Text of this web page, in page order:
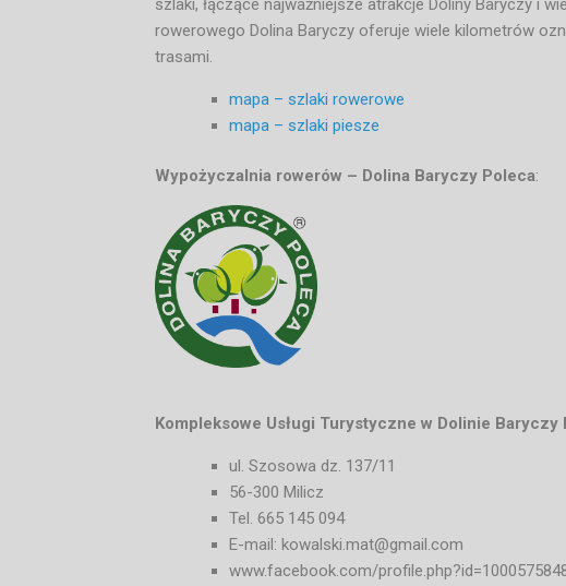
szlaki, łączące najważniejsze atrakcje Doliny Baryczy i
rowerowego Dolina Baryczy oferuje wiele kilometrów
trasami.
mapa – szlaki rowerowe
mapa – szlaki piesze
Wypożyczalnia rowerów – Dolina Baryczy Poleca:
Kompleksowe Usługi Turystyczne w Dolinie Baryczy
ul. Szosowa dz. 137/11
56-300 Milicz
Tel. 665 145 094
E-mail: kowalski.mat@gmail.com
www.facebook.com/